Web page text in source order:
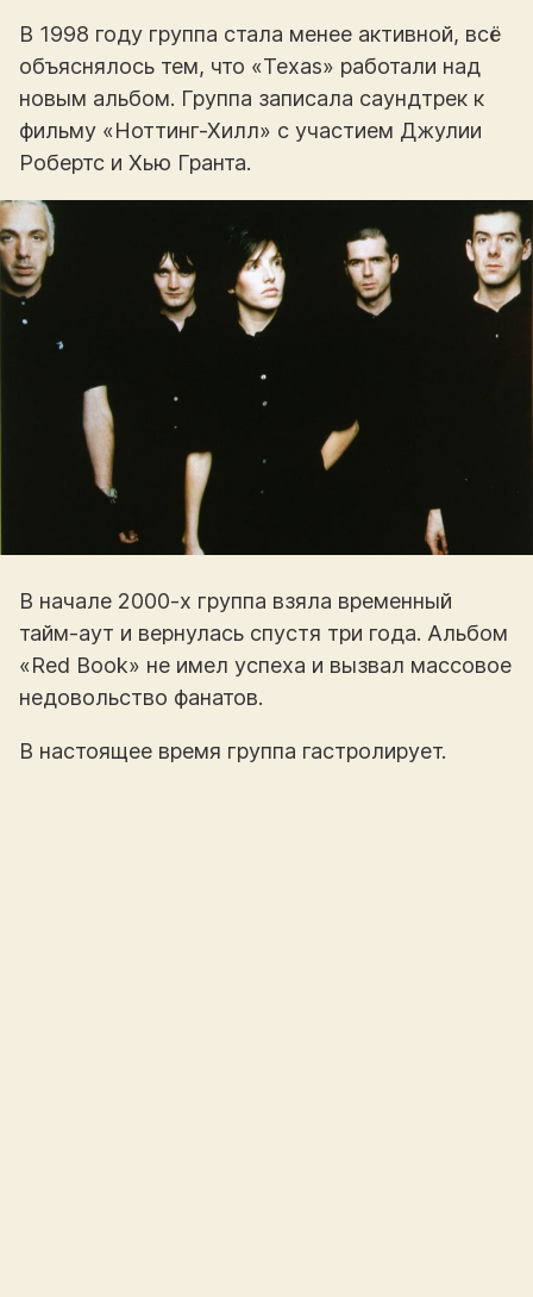
В 1998 году группа стала менее активной, всё
объяснялось тем, что «Texas» работали над
новым альбом. Группа записала саундтрек к
фильму «Ноттинг-Хилл» с участием Джулии
Робертс и Хью Гранта.
В начале 2000-х группа взяла временный
тайм-аут и вернулась спустя три года. Альбом
«Red Book» не имел успеха и вызвал массовое
недовольство фанатов.
В настоящее время группа гастролирует.